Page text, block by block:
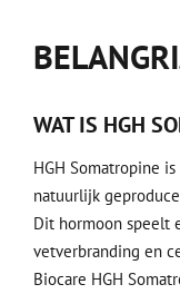
WAT IS HGH
HGH Somatropine
natuurlijk
Dit hormoon speelt
vetverbranding en
Biocare HGH